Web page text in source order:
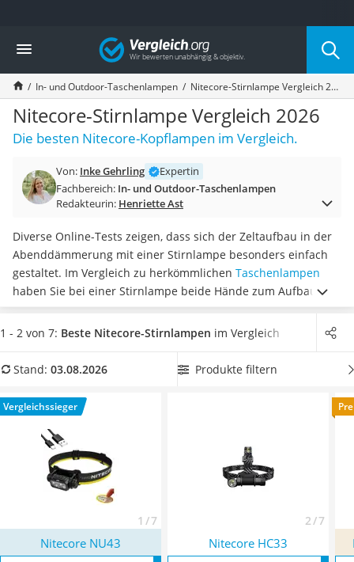
Die beliebtesten Vergleiche nach Kategorie
Freizeit & Sport
Gartentrampolin
Trampolin
Metalldetektor
Eufab-Fahrradträger
Trampolin 366 cm
Aluminium-Koffer
Futterboot
E-Bike-Dreirad
Trekkingschuhe Herren
Reisetasche mit Rollen
Klimmzugstation
Koffer
Nachtsichtgerät
Handgepäck-Koffer
Wanderschuhe Herren
Sicherheitsweste Reiten
Vergleich
In- und Outdoor-Taschenlampen Nitecore-Stirnlampe Vergleich 2026
Nitecore-Stirnlampe Vergleich 2026
Die besten Nitecore-Kopflampen im Vergleich.
Von: Inke Gehrling
Expertin
Fachbereich: In- und Outdoor-Taschenlampen
Redakteurin: Henriette Ast
Diverse Online-Tests zeigen, dass sich der Zeltaufbau in der
Abenddämmerung mit einer Stirnlampe besonders einfach
gestaltet. Im Vergleich zu herkömmlichen Taschenlampen
haben Sie bei einer Stirnlampe beide Hände zum Aufbau frei.
Weitere beliebte Einsatzbereiche von Nitecore-Stirnlampen
sinddas Klettern, Wandern oder Handwerken im Dunkeln .
Stirnlampe mit langer Akkulaufzeit, damit Sie immer und
besonders das Modell
Eigenschaften.
1 - 2 von 7: Beste Nitecore-Stirnlampen im Vergleich
Stand: 03.08.2026 Produkte filtern
Vergleichssieger
1 / 7 2 / 7
Nitecore NU43 Nitecore HC33